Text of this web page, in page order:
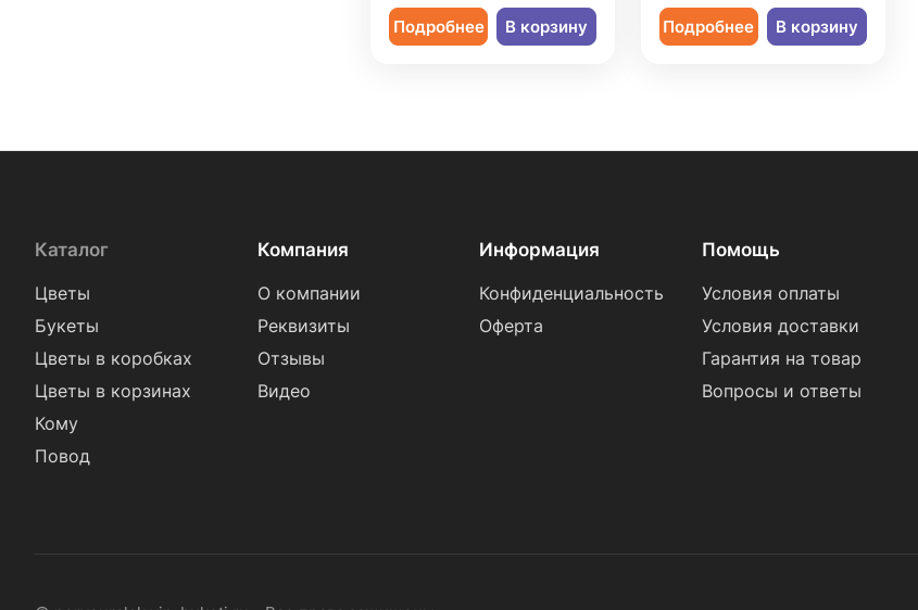
Подробнее В корзину Подробнее В корзину
Каталог
Цветы
Букеты
Цветы в коробках
Цветы в корзинах
Кому
Повод
Компания
О компании
Реквизиты
Отзывы
Видео
Информация
Конфиденциальность
Оферта
Помощь
Условия оплаты
Условия доставки
Гарантия на товар
Вопросы и ответы